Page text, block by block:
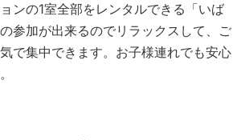
ンの1室全部をレンタルできる「いば
参加が出来るのでリラックスして、ご
で集中できます。お子様連れでも安心